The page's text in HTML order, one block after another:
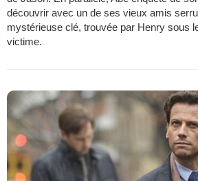
découvrir avec un de ses vieux amis
mystérieuse clé, trouvée par Henry sous
victime.